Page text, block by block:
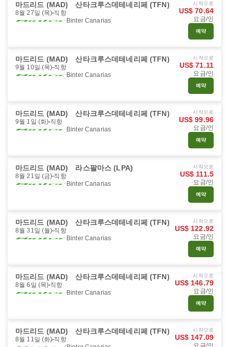
마드리드 (MAD) 산타크루스데테네리페 (TFN)
8월 27일 (목) 직항
Binter Canarias
시작으로
US$ 70.64
요금/인
예약
마드리드 (MAD) 산타크루스데테네리페 (TFN)
9월 10일 (목) 직항
Binter Canarias
시작으로
US$ 71.11
요금/인
예약
마드리드 (MAD) 산타크루스데테네리페 (TFN)
9월 1일 (화) 직항
Binter Canarias
시작으로
US$ 99.96
요금/인
예약
마드리드 (MAD) 라스팔마스 (LPA)
8월 21일 (금) 직항
Binter Canarias
시작으로
US$ 111.5
요금/인
예약
마드리드 (MAD) 산타크루스데테네리페 (TFN)
8월 31일 (월) 직항
Binter Canarias
시작으로
US$ 122.92
요금/인
예약
마드리드 (MAD) 산타크루스데테네리페 (TFN)
8월 6일 (목) 직항
Binter Canarias
시작으로
US$ 146.79
요금/인
예약
마드리드 (MAD) 산타크루스데테네리페 (TFN)
8월 11일 (화) 직항
시작으로
US$ 147.09
요금/인